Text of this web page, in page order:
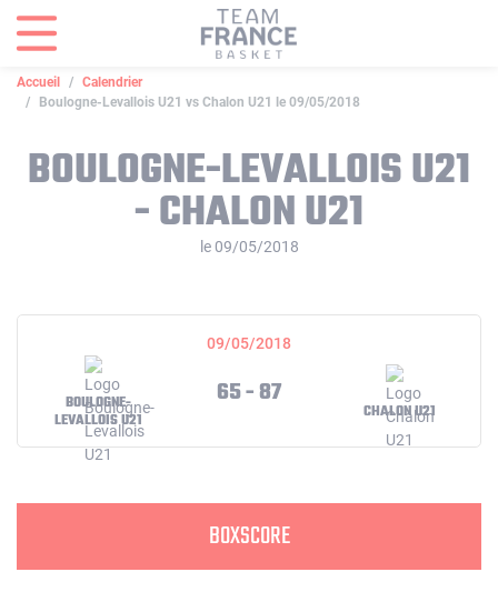
Accueil
Calendrier
Boulogne-Levallois U21 vs Chalon U21 le 09/05/2018
BOULOGNE-LEVALLOIS U21
- CHALON U21
le 09/05/2018
09/05/2018
BOULOGNE-
LEVALLOIS U21
65 - 87
CHALON U21
BOXSCORE
Panneau de gestion des cookies